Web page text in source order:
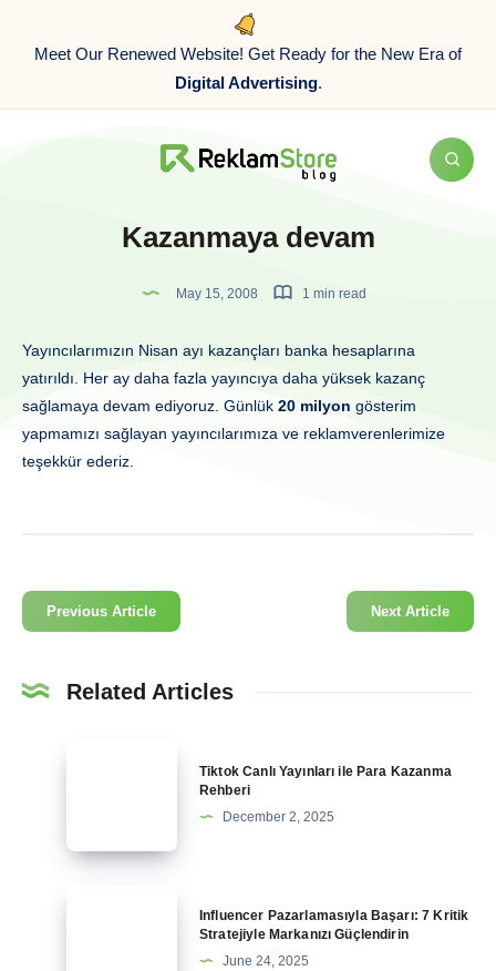
Meet Our Renewed Website! Get Ready for the New Era of
Digital Advertising.
Kazanmaya devam
May 15, 2008 1 min read
Yayıncılarımızın Nisan ayı kazançları banka hesaplarına
yatırıldı. Her ay daha fazla yayıncıya daha yüksek kazanç
sağlamaya devam ediyoruz. Günlük 20 milyon gösterim
yapmamızı sağlayan yayıncılarımıza ve reklamverenlerimize
teşekkür ederiz.
Previous Article Next Article
Related Articles
Para
Tiktok Canlı Yayınları ile Para Kazanma
Rehberi
December 2, 2025
Influencer Pazarlamasıyla Başarı: 7 Kritik
Stratejiyle Markanızı Güçlendirin
June 24, 2025